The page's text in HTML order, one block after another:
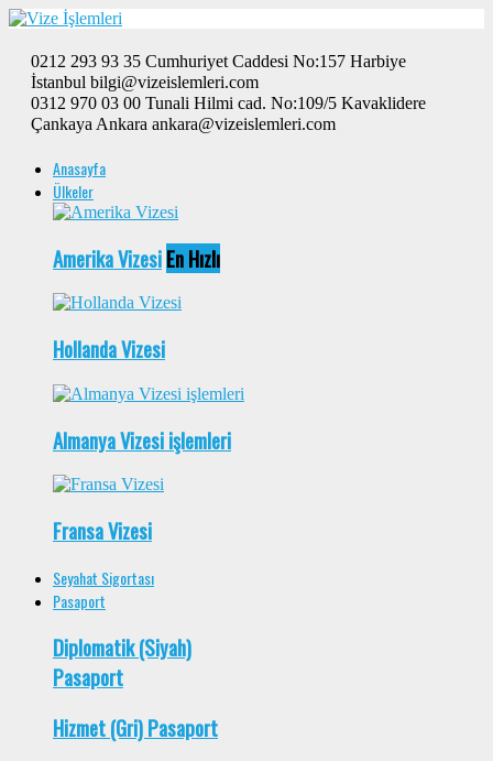
0212 293 93 35 Cumhuriyet Caddesi No:157 Harbiye
İstanbul bilgi@vizeislemleri.com
0312 970 03 00 Tunali Hilmi cad. No:109/5 Kavaklidere
Çankaya Ankara ankara@vizeislemleri.com
Anasayfa
Ülkeler
Amerika VizesiEn Hızlı
Hollanda Vizesi
Almanya Vizesi işlemleri
Fransa Vizesi
Seyahat Sigortası
Pasaport
Diplomatik (Siyah)
Pasaport
Hizmet (Gri) Pasaport